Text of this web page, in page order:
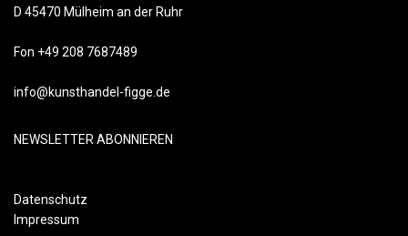
D 45470 Mülheim an der Ruhr
Fon +49 208 7687489
info@kunsthandel-figge.de
NEWSLETTER ABONNIEREN
Datenschutz
Impressum